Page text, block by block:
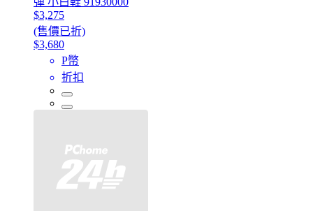
$3,275
(售價已折)
$3,680
P幣
折扣